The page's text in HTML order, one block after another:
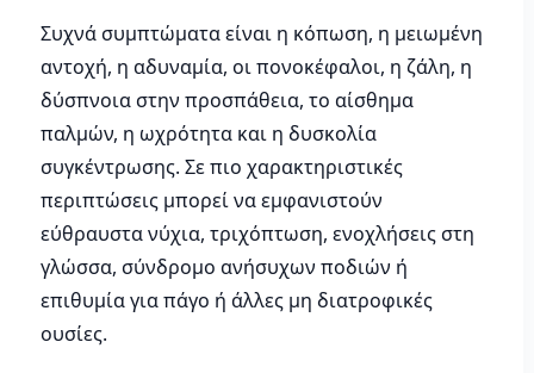
Συχνά συμπτώματα είναι η κόπωση, η μειωμένη
αντοχή, η αδυναμία, οι πονοκέφαλοι, η ζάλη, η
δύσπνοια στην προσπάθεια, το αίσθημα
παλμών, η ωχρότητα και η δυσκολία
συγκέντρωσης. Σε πιο χαρακτηριστικές
περιπτώσεις μπορεί να εμφανιστούν
εύθραυστα νύχια, τριχόπτωση, ενοχλήσεις στη
γλώσσα, σύνδρομο ανήσυχων ποδιών ή
επιθυμία για πάγο ή άλλες μη διατροφικές
ουσίες.